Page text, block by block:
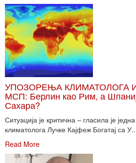
УПОЗОРЕЊА КЛИМАТОЛОГА
МСП: Берлин као Рим, а
Сахара?
Ситуација је критична – гласила је
климатолога Лучке Кајфеж Богатај са
Read More